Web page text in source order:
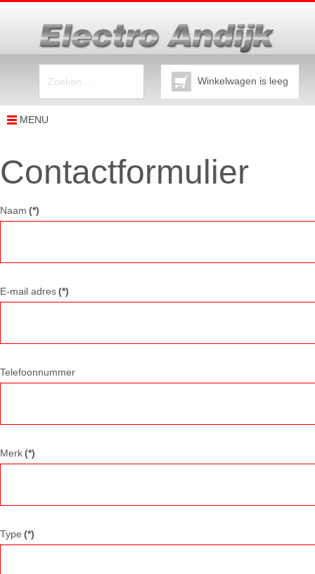
Winkelwagen is leeg
MENU
Contactformulier
Naam (*)
E-mail adres(*)
Telefoonnummer
Merk(*)
Type (*)